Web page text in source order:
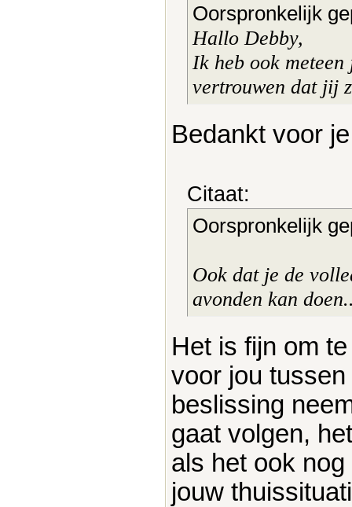
Oorspronkelijk
Hallo Debby,
Ik heb ook
vertrouwen dat jij
Bedankt voor
Citaat:
Oorspronkelijk
Ook dat je de
avonden kan
Het is fijn om
voor jou
beslissing
gaat volgen,
als het ook
jouw